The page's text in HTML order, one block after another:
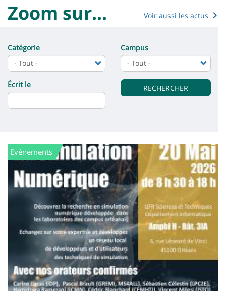
composantes
University
Main
content
Titre
de
page
Zoom sur... Voir aussi les actus
de
la
page
principale
Catégorie Campus
Écrit le RECHERCHER
Evénements